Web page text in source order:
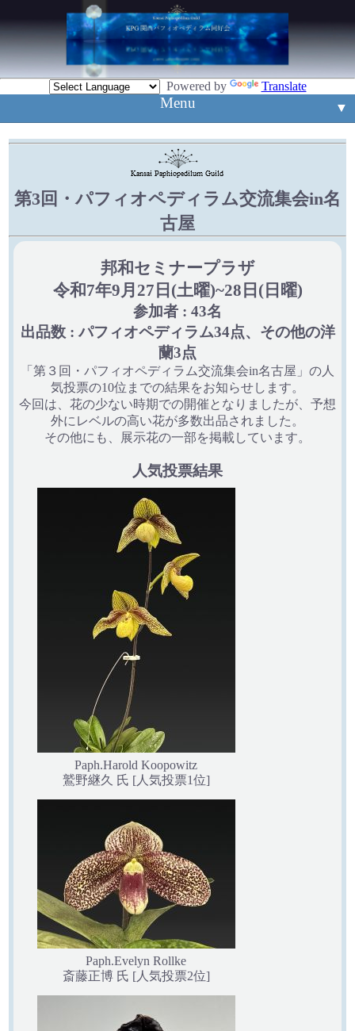
Powered by Translate
Menu ▼
▼
▼
例会案内
新入賞花
▼
mail
Event
▼
旧ホームページ
第3回・パフィオペディラム交流集会in名
古屋
邦和セミナープラザ
令和7年9月27日(土曜)~28日(日曜)
参加者 : 43名
出品数 : パフィオペディラム34点、その他の洋
蘭3点
「第３回・パフィオペディラム交流集会in名古屋」の人
気投票の10位までの結果をお知らせします。
今回は、花の少ない時期での開催となりましたが、予想
外にレベルの高い花が多数出品されました。
その他にも、展示花の一部を掲載しています。
人気投票結果
Paph.Harold Koopowitz
鷲野継久 氏 [人気投票1位]
Paph.Evelyn Rollke
斎藤正博 氏 [人気投票2位]